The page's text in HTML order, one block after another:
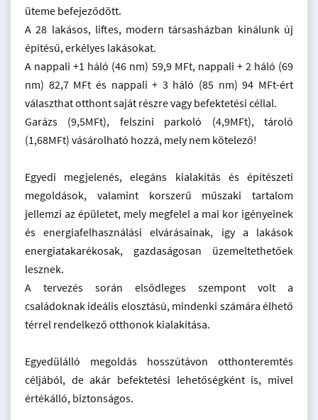
üteme befejeződött.
A 28 lakásos, liftes, modern társasházban kínálunk új
építésű, erkélyes lakásokat.
A nappali +1 háló (46 nm) 59,9 MFt, nappali + 2 háló (69
nm) 82,7 MFt és nappali + 3 háló (85 nm) 94 MFt-ért
választhat otthont saját részre vagy befektetési céllal.
Garázs (9,5MFt), felszíni parkoló (4,9MFt), tároló
(1,68MFt) vásárolható hozzá, mely nem kötelező!
Egyedi megjelenés, elegáns kialakítás és építészeti
megoldások, valamint korszerű műszaki tartalom
jellemzi az épületet, mely megfelel a mai kor igényeinek
és energiafelhasználási elvárásainak, így a lakások
energiatakarékosak, gazdaságosan üzemeltethetőek
lesznek.
A tervezés során elsődleges szempont volt a
családoknak ideális elosztású, mindenki számára élhető
térrel rendelkező otthonok kialakítása.
Egyedülálló megoldás hosszútávon otthonteremtés
céljából, de akár befektetési lehetőségként is, mivel
értékálló, biztonságos.